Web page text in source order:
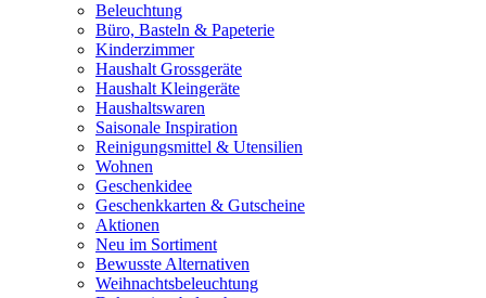
Beleuchtung
Büro, Basteln & Papeterie
Kinderzimmer
Haushalt Grossgeräte
Haushalt Kleingeräte
Haushaltswaren
Saisonale Inspiration
Reinigungsmittel & Utensilien
Wohnen
Geschenkidee
Geschenkkarten & Gutscheine
Aktionen
Neu im Sortiment
Bewusste Alternativen
Weihnachtsbeleuchtung